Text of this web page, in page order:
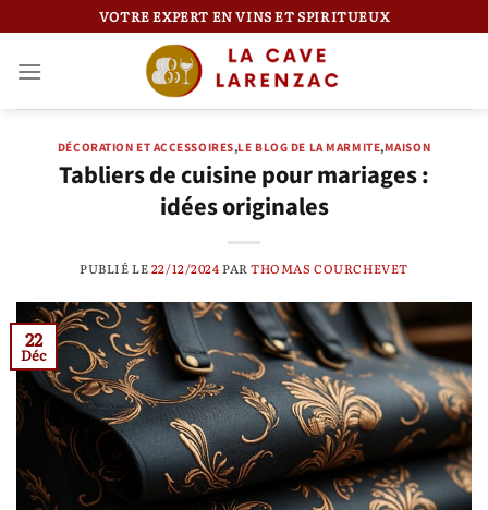
au
contenu
VOTRE EXPERT EN VINS ET SPIRITUEUX
DÉCORATION ET ACCESSOIRES,LE BLOG DE LA MARMITE,MAISON
Tabliers de cuisine pour mariages :
idées originales
PUBLIÉ LE22/12/2024PARTHOMAS COURCHEVET
22
Déc